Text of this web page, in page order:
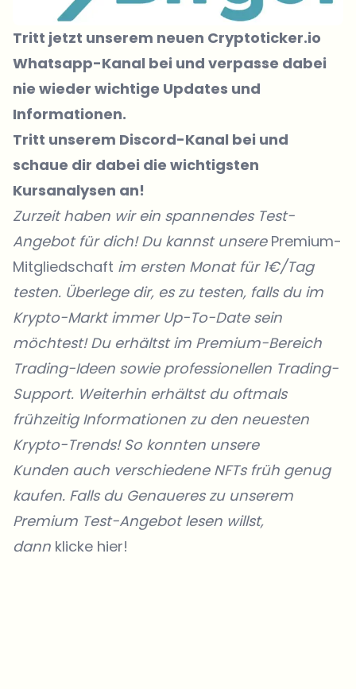
Tritt jetzt unserem neuen Cryptoticker.io
Whatsapp-Kanal bei und verpasse dabei
nie wieder wichtige Updates und
Informationen.
Tritt unserem Discord-Kanal bei und
schaue dir dabei die wichtigsten
Kursanalysen an!
Zurzeit haben wir ein spannendes Test-
Angebot für dich! Du kannst unsere Premium-
Mitgliedschaft im ersten Monat für 1€/Tag
testen. Überlege dir, es zu testen, falls du im
Krypto-Markt immer Up-To-Date sein
möchtest! Du erhältst im Premium-Bereich
Trading-Ideen sowie professionellen Trading-
Support. Weiterhin erhältst du oftmals
frühzeitig Informationen zu den neuesten
Krypto-Trends! So konnten unsere
Kunden auch verschiedene NFTs früh genug
kaufen. Falls du Genaueres zu unserem
Premium Test-Angebot lesen willst,
dann klicke hier!